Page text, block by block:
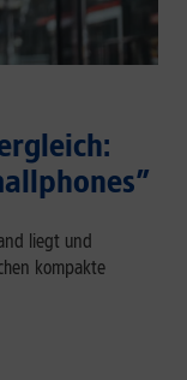
liegt und
kompakte